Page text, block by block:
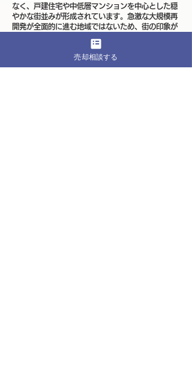
なく、戸建住宅や中低層マンションを中心とした穏
やかな街並みが形成されています。急激な大規模再
開発が全面的に進む地域ではないため、街の印象が
す。整備された道路と住宅中心の景観は長年にわた
り維持されており、シースペース経堂の周辺も生活
のイメージを具体的に描きやすい立地です。
売却相談する